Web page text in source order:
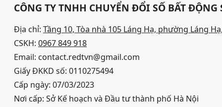
CÔNG TY TNHH CHUYỂN ĐỔI SỐ BẤT ĐỘNG
Địa chỉ: Tầng 10, Tòa nhà 105 Láng Hạ, phường Láng
CSKH: 0967 849 918
Email: contact.redtvn@gmail.com
Giấy ĐKKD số: 0110275494
Cấp ngày: 07/03/2023
Nơi cấp: Sở Kế hoạch và Đầu tư thành phố Hà Nội